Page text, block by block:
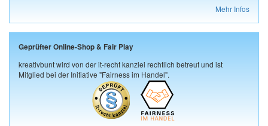
Mehr Infos
Geprüfter Online-Shop & Fair Play
kreativbunt wird von der it-recht kanzlei rechtlich betreut und ist
Mitglied bei der Initiative "Fairness im Handel".